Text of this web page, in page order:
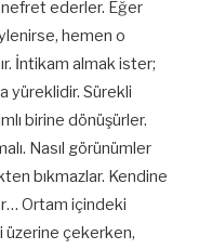
nefret ederler. Eğer
hemen o
İntikam almak ister;
yüreklidir. Sürekli
birine dönüşürler.
Nasıl görünümler
bıkmazlar. Kendine
Ortam içindeki
üzerine çekerken,